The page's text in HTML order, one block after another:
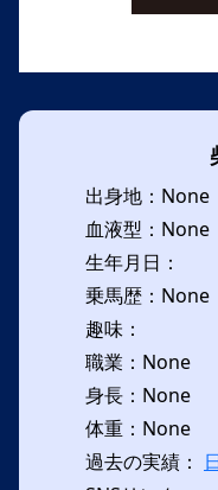
出身地：None
血液型：None
生年月日：
乗馬歴：None
趣味：
職業：None
身長：None
体重：None
過去の実績：